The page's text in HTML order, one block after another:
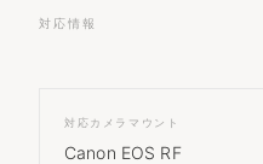
対応情報
対応カメラマウント
Canon EOS RF